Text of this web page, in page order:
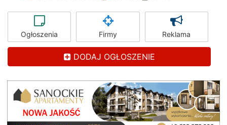
Ogłoszenia Firmy Reklama
DODAJ OGŁOSZENIE